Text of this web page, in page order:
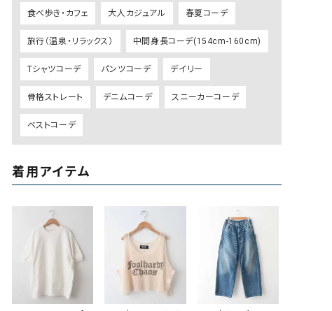
リー）
Audition（オーディション）
ORDINARY FITS（オーディ
blue willow（ブルーウィロー）
blue willow（ブルーウィロー） prit（プリット）
CUBE SUGAR（キューブシュガー）
CONVERSE ALL STAR（コンバースオー
Champion（チャンピオン）
Deck（ディック） SUN VALLEY（サンバレー）
EVOL（イーボル）
SCOTCH&SODA（スコッチ
ダ）
Emma Taylor（エマテイラー） SUGAR ROSE（シュガーロ
FLAVOR TEE（フレーバーティー） squady by graphite（スカ
食べ歩き・カフェ 大人カジュアル 春夏コーデ
旅行（温泉・リラックス） 中間身長コーデ(154cm-160cm)
Tシャツコーデ パンツコーデ デイリー
骨格ストレート デニムコーデ スニーカーコーデ
ベストコーデ
着用アイテム